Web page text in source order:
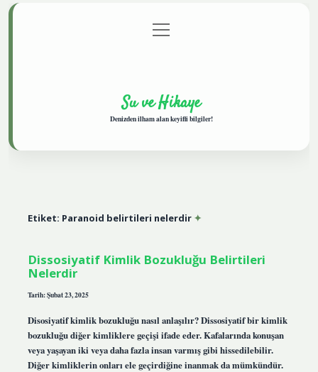
Gizlilik Politikası
menüyü
aç
Su ve Hikaye
Denizden ilham alan keyifli bilgiler!
Etiket: Paranoid belirtileri nelerdir
Dissosiyatif Kimlik Bozukluğu Belirtileri
Nelerdir
Tarih: Şubat 23, 2025
Disosiyatif kimlik bozukluğu nasıl anlaşılır? Dissosiyatif bir kimlik
bozukluğu diğer kimliklere geçişi ifade eder. Kafalarında konuşan
veya yaşayan iki veya daha fazla insan varmış gibi hissedilebilir.
Diğer kimliklerin onları ele geçirdiğine inanmak da mümkündür.